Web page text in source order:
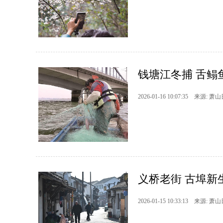
钱塘江冬捕 舌鳎
2026-01-16 10:07:35 来源: 萧山
义桥老街 古埠新
2026-01-15 10:33:13 来源: 萧山